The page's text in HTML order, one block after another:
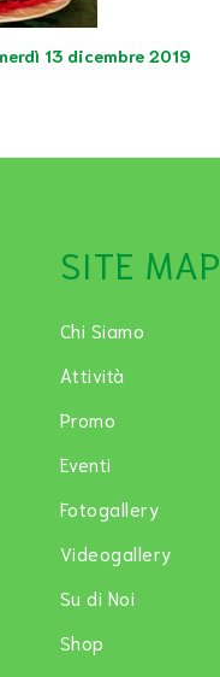
13 dicembre 2019
SITE MAP
Chi Siamo
Attività
Promo
Eventi
Fotogallery
Videogallery
Su di Noi
Shop